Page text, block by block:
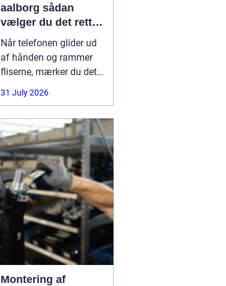
aalborg sådan
vælger du det rette
værksted
Når telefonen glider ud
af hånden og rammer
fliserne, mærker du det
med det samme.
Skærmen splintrer, lyden
står af midt på dagen.
For mange i Aalborg er
mobilen helt central i
både arbejde, studie og
hverdag. Derfor
31 July 2026
Montering af